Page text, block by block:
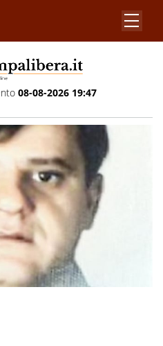
08-08-2026 19:47